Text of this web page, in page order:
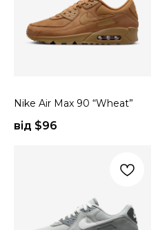
Nike Air Max 90 “Wheat”
від $96